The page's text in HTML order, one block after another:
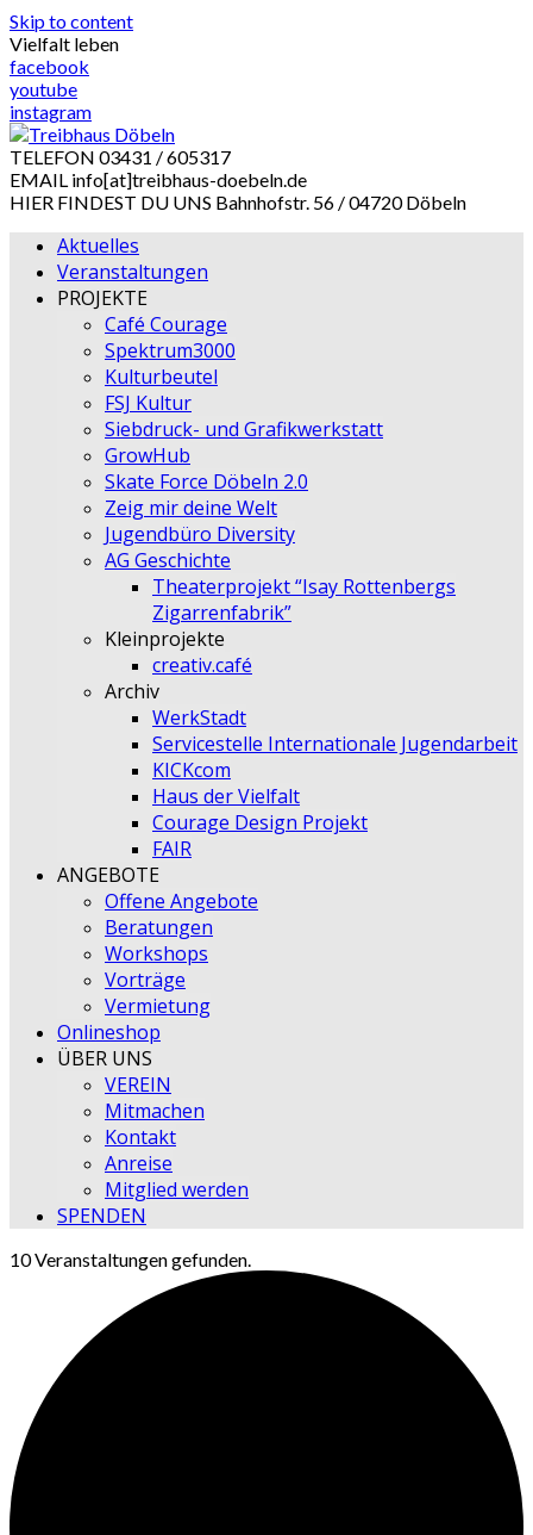
Skip to content
Vielfalt leben
facebook
youtube
instagram
TELEFON 03431 / 605317
EMAIL info[at]treibhaus-doebeln.de
HIER FINDEST DU UNS Bahnhofstr. 56 / 04720 Döbeln
Aktuelles
Veranstaltungen
PROJEKTE
Café Courage
Spektrum3000
Kulturbeutel
FSJ Kultur
Siebdruck- und Grafikwerkstatt
GrowHub
Skate Force Döbeln 2.0
Zeig mir deine Welt
Jugendbüro Diversity
AG Geschichte
Theaterprojekt “Isay Rottenbergs
Zigarrenfabrik”
Kleinprojekte
creativ.café
Archiv
WerkStadt
Servicestelle Internationale Jugendarbeit
KICKcom
Haus der Vielfalt
Courage Design Projekt
FAIR
ANGEBOTE
Offene Angebote
Beratungen
Workshops
Vorträge
Vermietung
Onlineshop
ÜBER UNS
VEREIN
Mitmachen
Kontakt
Anreise
Mitglied werden
SPENDEN
10 Veranstaltungen gefunden.